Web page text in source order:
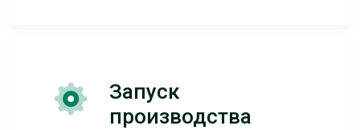
Запуск
производства